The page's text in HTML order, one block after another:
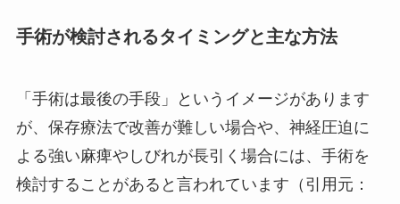
手術が検討されるタイミングと主な方法
「手術は最後の手段」というイメージがあります
が、保存療法で改善が難しい場合や、神経圧迫に
よる強い麻痺やしびれが長引く場合には、手術を
検討することがあると言われています（引用元：